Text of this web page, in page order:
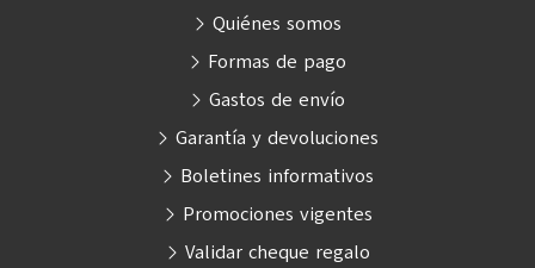
Quiénes somos
Formas de pago
Gastos de envío
Garantía y devoluciones
Boletines informativos
Promociones vigentes
Validar cheque regalo